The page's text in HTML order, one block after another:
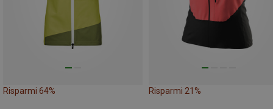
Risparmi 64% Risparmi 21%